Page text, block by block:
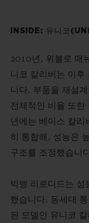
INSIDE: 유니코
2010년, 위블로 매
니코 칼리버는 이후
니다. 부품을 재설
전체적인 비율 또
년에는 베이스 칼리
히 통합해, 성능은
구조를 조정했습니
빅뱅 리로디드는 성
했습니다. 동세대
된 모델인 유니코